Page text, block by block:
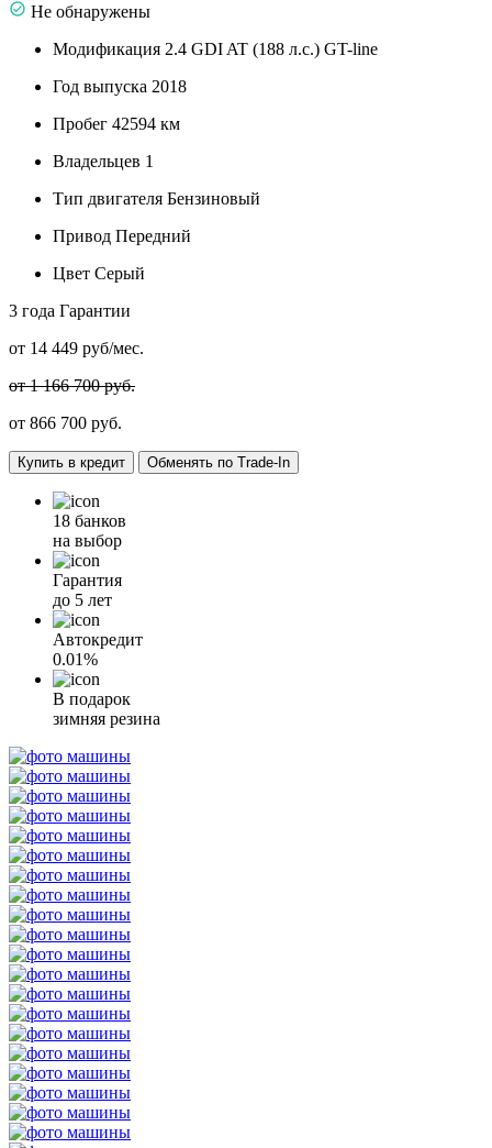
Не обнаружены
Модификация 2.4 GDI AT (188 л.с.) GT-line
Год выпуска 2018
Пробег 42594 км
Владельцев 1
Тип двигателя Бензиновый
Привод Передний
Цвет Серый
3 года Гарантии
от 14 449 руб/мес.
от 1 166 700 руб.
от 866 700 руб.
Купить в кредит Обменять по Trade-In
18 банков
на выбор
Гарантия
до 5 лет
Автокредит
0.01%
В подарок
зимняя резина